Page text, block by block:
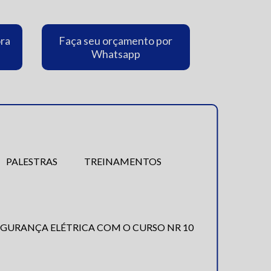
Faça seu orçamento por
Whatsapp
PALESTRAS TREINAMENTOS
ELÉTRICA COM O CURSO NR 10